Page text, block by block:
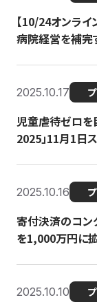
【10/24オンライ
病院経営を補完
2025.10.17
児童虐待ゼロを
2025」11月1日
2025.10.16
寄付決済のコン
を1,000万円に
2025.10.10